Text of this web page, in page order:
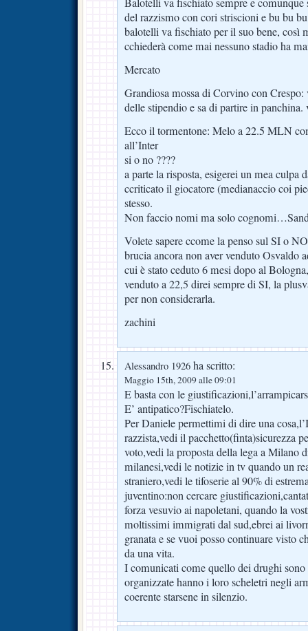
del razzismo con cori striscioni e bu bu
balotelli va fischiato per il suo bene, così
cchiederà come mai nessuno stadio ha
Mercato
Grandiosa mossa di Corvino con
delle stipendio e sa di partire in panchina.
Ecco il tormentone: Melo a 22.5 MLN
all’Inter
si o no ????
a parte la risposta, esigerei un mea culpa
ccriticato il giocatore (medianaccio coi
stesso.
Non faccio nomi ma solo
Volete sapere ccome la penso sul SI o
brucia ancora non aver venduto Osvaldo
cui è stato ceduto 6 mesi dopo al
venduto a 22,5 direi sempre di SI, la
per non considerarla.
zachini
Alessandro 1926 ha scritto:
Maggio 15th, 2009 alle 09:01
E basta con le
E’ antipatico?Fischiatelo.
Per Daniele permettimi di dire una
razzista,vedi il pacchetto(finta)sicurezza
voto,vedi la proposta della lega a Milano
milanesi,vedi le notizie in tv quando un
straniero,vedi le tifoserie al 90% di
juventino:non cercare
forza vesuvio ai napoletani, quando la
moltissimi immigrati dal sud,ebrei ai
granata e se vuoi posso continuare visto
da una vita.
I comunicati come quello dei drughi
organizzate hanno i loro scheletri negli
coerente starsene in silenzio.